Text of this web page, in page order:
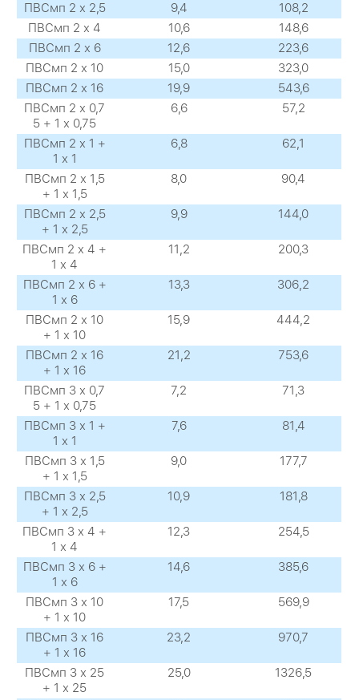
ПВСмп 2 х 2,5
9,4
108,2
ПВСмп 2 х 4
10,6
148,6
ПВСмп 2 х 6
12,6
223,6
ПВСмп 2 х 10
15,0
323,0
ПВСмп 2 х 16
19,9
543,6
ПВСмп 2 х 0,7
5 + 1 х 0,75
6,6 57,2
ПВСмп 2 х 1 +
1 х 1
6,8 62,1
ПВСмп 2 х 1,5
+ 1 х 1,5
8,0 90,4
ПВСмп 2 х 2,5
+ 1 х 2,5
9,9 144,0
ПВСмп 2 х 4 +
1 х 4
11,2 200,3
ПВСмп 2 х 6 +
1 х 6
13,3 306,2
ПВСмп 2 х 10
+ 1 х 10
15,9 444,2
ПВСмп 2 х 16
+ 1 х 16
21,2 753,6
ПВСмп 3 х 0,7
5 + 1 х 0,75
7,2 71,3
ПВСмп 3 х 1 +
1 х 1
7,6 81,4
ПВСмп 3 х 1,5
+ 1 х 1,5
9,0 177,7
ПВСмп 3 х 2,5
+ 1 х 2,5
10,9 181,8
ПВСмп 3 х 4 +
1 х 4
12,3 254,5
ПВСмп 3 х 6 +
1 х 6
14,6 385,6
ПВСмп 3 х 10
+ 1 х 10
17,5 569,9
ПВСмп 3 х 16
+ 1 х 16
23,2 970,7
ПВСмп 3 х 25
+ 1 х 25
25,0 1326,5